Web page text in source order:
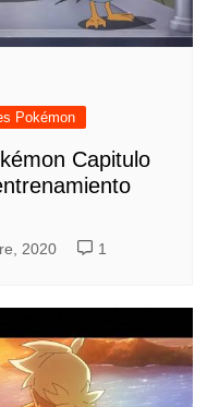
Pokémon
Capitulo
2020 1